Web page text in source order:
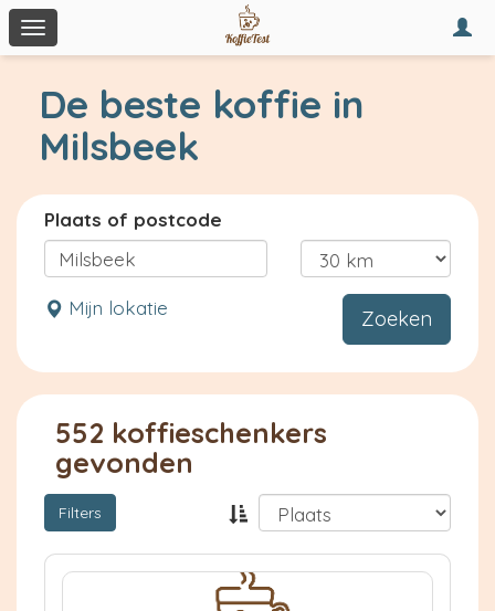
Toggle
navigation
De beste koffie in
Milsbeek
Plaats of postcode
Mijn lokatie Zoeken
552 koffieschenkers
gevonden
Filters